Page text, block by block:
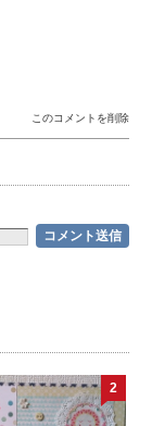
このコメントを削除
2